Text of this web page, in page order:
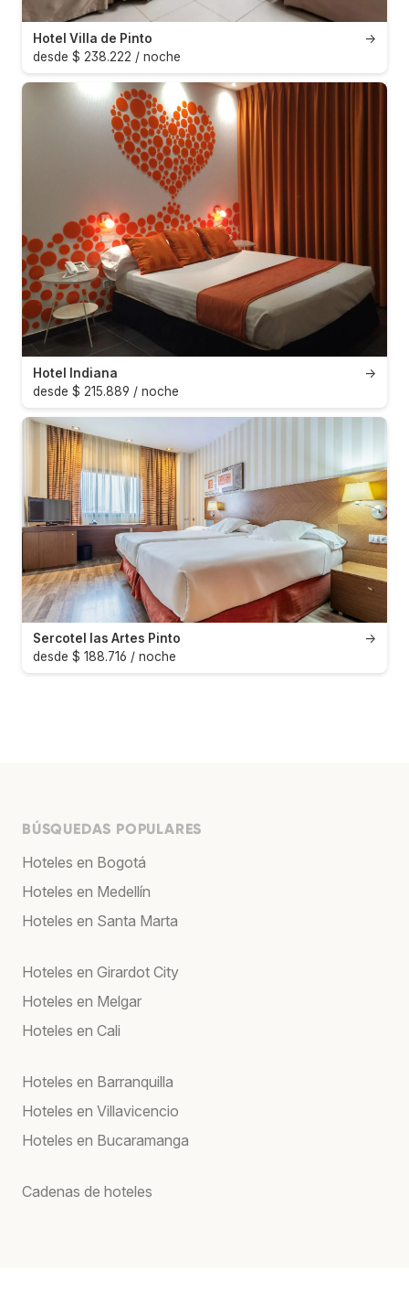
→
Hotel Villa de Pinto
desde $ 238.222 / noche
→
Hotel Indiana
desde $ 215.889 / noche
→
Sercotel las Artes Pinto
desde $ 188.716 / noche
BÚSQUEDAS POPULARES
Hoteles en Bogotá
Hoteles en Medellín
Hoteles en Santa Marta
Hoteles en Girardot City
Hoteles en Melgar
Hoteles en Cali
Hoteles en Barranquilla
Hoteles en Villavicencio
Hoteles en Bucaramanga
Cadenas de hoteles